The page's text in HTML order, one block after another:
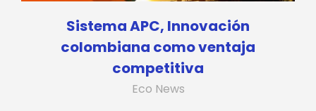
Sistema APC, Innovación
colombiana como ventaja
competitiva
Eco News